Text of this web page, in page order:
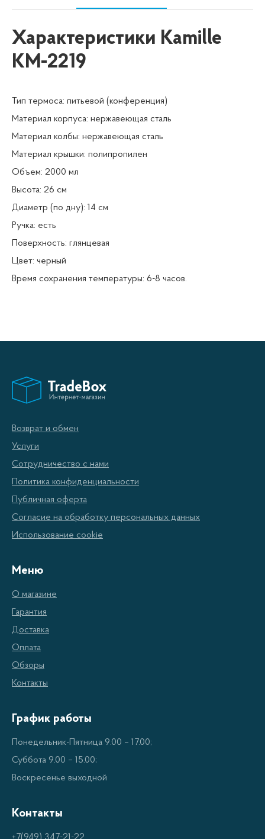
Характеристики Kamille
KM-2219
Тип термоса: питьевой (конференция)
Материал корпуса: нержавеющая сталь
Материал колбы: нержавеющая сталь
Материал крышки: полипропилен
Объем: 2000 мл
Высота: 26 см
Диаметр (по дну): 14 см
Ручка: есть
Поверхность: глянцевая
Цвет: черный
Время сохранения температуры: 6-8 часов.
Возврат и обмен
Услуги
Сотрудничество с нами
Политика конфиденциальности
Публичная оферта
Согласие на обработку персональных данных
Использование cookie
Меню
О магазине
Гарантия
Доставка
Оплата
Обзоры
Контакты
График работы
Понедельник-Пятница 9.00 – 17.00;
Суббота 9.00 – 15.00;
Воскресенье выходной
Контакты